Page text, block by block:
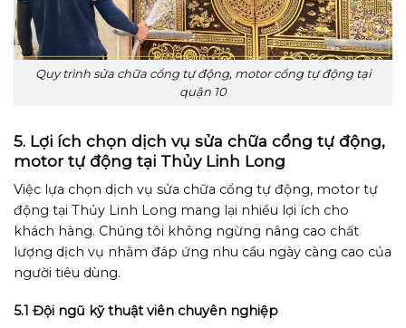
Quy trình sửa chữa cổng tự động, motor cổng tự động tại
quận 10
5. Lợi ích chọn dịch vụ sửa chữa cổng tự động,
motor tự động tại Thủy Linh Long
Việc lựa chọn dịch vụ sửa chữa cổng tự động, motor tự
động tại Thủy Linh Long mang lại nhiều lợi ích cho
khách hàng. Chúng tôi không ngừng nâng cao chất
lượng dịch vụ nhằm đáp ứng nhu cầu ngày càng cao của
người tiêu dùng.
5.1 Đội ngũ kỹ thuật viên chuyên nghiệp